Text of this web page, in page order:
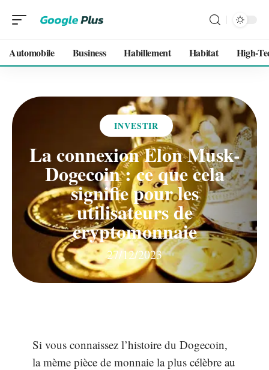
Automobile Business Habillement Habitat High-
INVESTIR
La connexion Elon Musk-
Dogecoin : ce que cela
signifie pour les
utilisateurs de
cryptomonnaie
27/12/2023
Si vous connaissez l’histoire du Dogecoin,
la mème pièce de monnaie la plus célèbre au